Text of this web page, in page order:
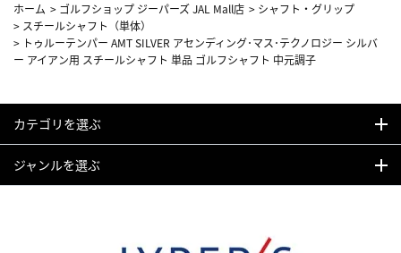
ホーム > ゴルフショップ ジーパーズ JAL Mall店 > シャフト・グリップ
> スチールシャフト（単体）
> トゥルーテンパー AMT SILVER アセンディング･マス･テクノロジー シルバ
ー アイアン用 スチールシャフト 単品 ゴルフシャフト 中元調子
カテゴリを選ぶ
ジャンルを選ぶ